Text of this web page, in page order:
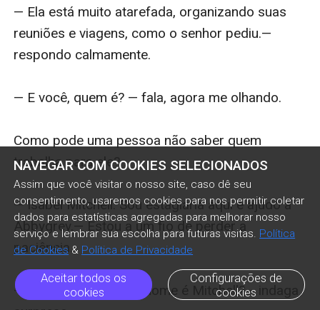
NAVEGAR COM COOKIES SELECIONADOS
Assim que você visitar o nosso site, caso dê seu
consentimento, usaremos cookies para nos permitir coletar
dados para estatísticas agregadas para melhorar nosso
serviço e lembrar sua escolha para futuras visitas. Política
de Cookies & Política de Privacidade
Aceitar todos os
cookies
Configurações de
cookies